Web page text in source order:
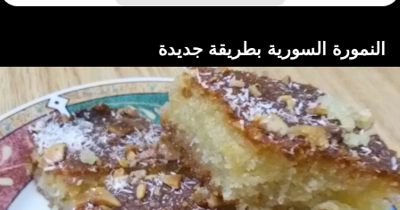
النمورة السورية بطريقة جديدة